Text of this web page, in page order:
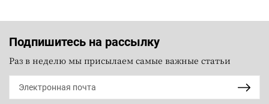
Подпишитесь на рассылку
Раз в неделю мы присылаем самые важные статьи